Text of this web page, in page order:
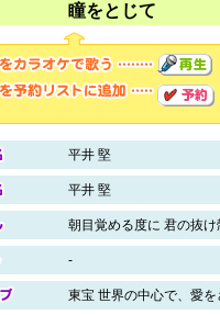
瞳をとじて
平井 堅
平井 堅
朝目覚める度に 君の抜け
-
東宝 世界の中心で、愛